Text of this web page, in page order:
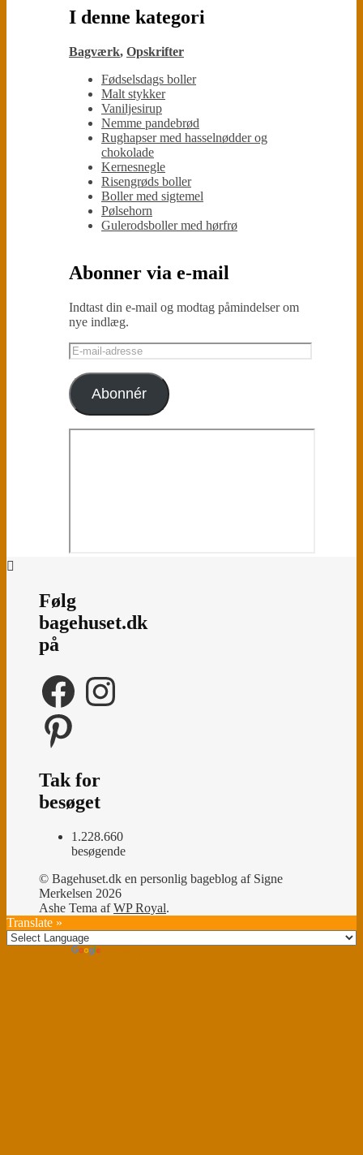
I denne kategori
Bagværk, Opskrifter
Fødselsdags boller
Malt stykker
Vaniljesirup
Nemme pandebrød
Rughapser med hasselnødder og
chokolade
Kernesnegle
Risengrøds boller
Boller med sigtemel
Pølsehorn
Gulerodsboller med hørfrø
Abonner via e-mail
Indtast din e-mail og modtag påmindelser om
nye indlæg.
E-
mail-
adresse
Abonnér
Følg
bagehuset.dk
på
FacebookInstagram
Pinterest
Tak for
besøget
1.228.660
besøgende
© Bagehuset.dk en personlig bageblog af Signe
Merkelsen 2026
Ashe Tema afWP Royal.
Translate »